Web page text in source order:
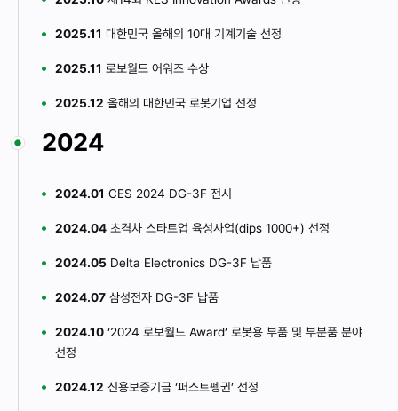
2025.11 대한민국 올해의 10대 기계기술 선정
2025.11 로보월드 어워즈 수상
2025.12 올해의 대한민국 로봇기업 선정
2024
2024.01 CES 2024 DG-3F 전시
2024.04 초격차 스타트업 육성사업(dips 1000+) 선정
2024.05 Delta Electronics DG-3F 납품
2024.07 삼성전자 DG-3F 납품
2024.10 ‘2024 로보월드 Award’ 로봇용 부품 및 부분품 분야
선정
2024.12 신용보증기금 ‘퍼스트펭귄’ 선정